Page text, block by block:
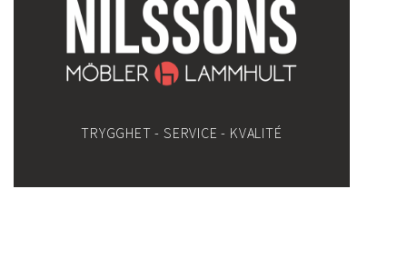
TRYGGHET - SERVICE - KVALITÉ